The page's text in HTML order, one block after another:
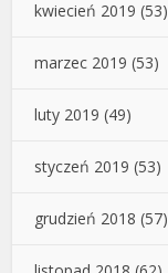
kwiecień 2019 (53)
marzec 2019 (53)
luty 2019 (49)
styczeń 2019 (53)
grudzień 2018 (57)